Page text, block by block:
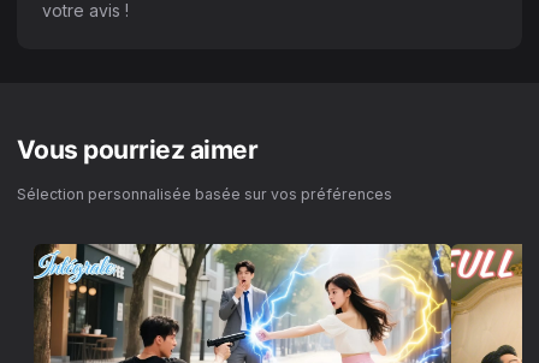
votre avis !
Vous pourriez aimer
Sélection personnalisée basée sur vos préférences